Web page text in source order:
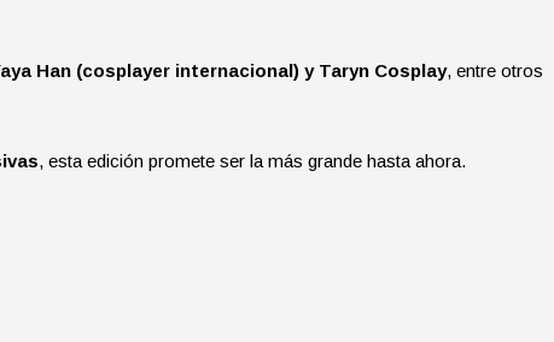
Han (cosplayer internacional) y Taryn Cosplay, entre otros
, esta edición promete ser la más grande hasta ahora.